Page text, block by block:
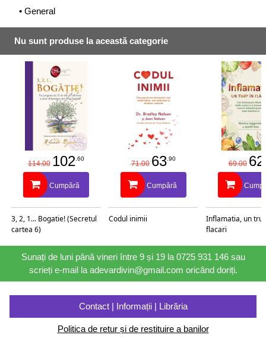
• General
Nu sunt produse la această categorie
114.00 102 .60
Cumpără
3, 2, 1... Bogatie! (Secretul
cartea 6)
71.00 63 .90
Cumpără
Codul inimii
69.00 62
Inflamatia, un
flacari
Sunați de luni până vineri între 9 și 19 la 0725 931 146 sau
scrieți e-mail la adevardivin@gmail.com oricând doriți.
Contact | Informații | Librăria
Politica de retur și de restituire a banilor